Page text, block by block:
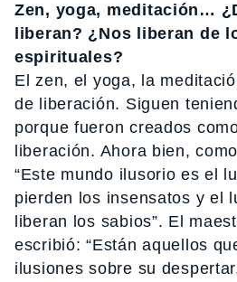
Zen, yoga, meditación…
liberan? ¿Nos liberan de
espirituales?
El zen, el yoga, la
de liberación. Siguen
porque fueron creados
liberación. Ahora bien,
“Este mundo ilusorio es el
pierden los insensatos y el
liberan los sabios”. El
escribió: “Están aquellos
ilusiones sobre su